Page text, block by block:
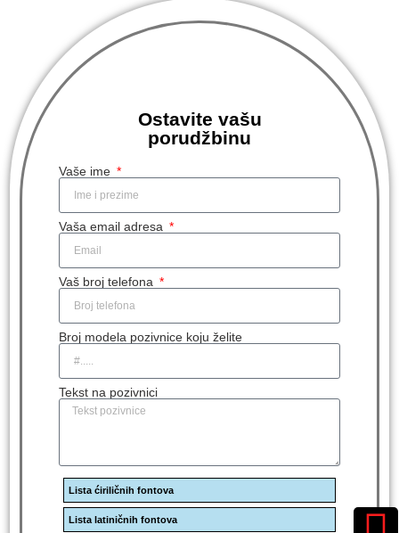
Ostavite vašu
porudžbinu
Vaše ime
Vaša email adresa
Vaš broj telefona
Broj modela pozivnice koju želite
Tekst na pozivnici
Lista ćiriličnih fontova
Lista latiničnih fontova